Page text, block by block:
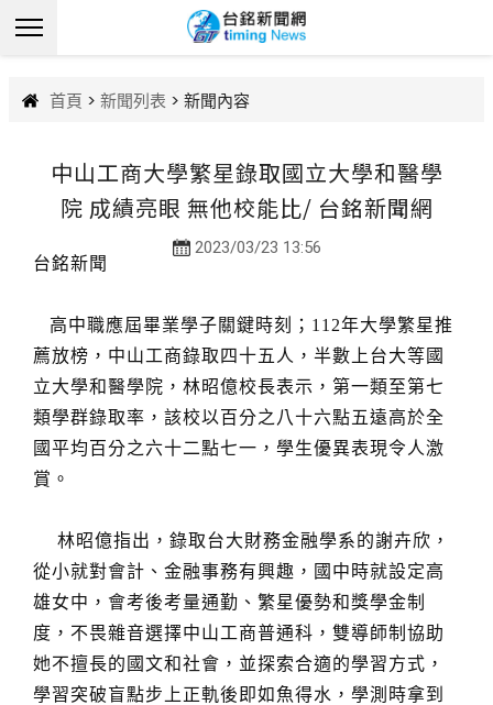
首頁 > 新聞列表 > 新聞內容
中山工商大學繁星錄取國立大學和醫學
院 成績亮眼 無他校能比/ 台銘新聞網
2023/03/23 13:56
台銘新聞
高中職應屆畢業學子關鍵時刻；112年大學繁星推
薦放榜，中山工商錄取四十五人，半數上台大等國
立大學和醫學院，林昭億校長表示，第一類至第七
類學群錄取率，該校以百分之八十六點五遠高於全
國平均百分之六十二點七一，學生優異表現令人激
賞。
林昭億指出，錄取台大財務金融學系的謝卉欣，
從小就對會計、金融事務有興趣，國中時就設定高
雄女中，會考後考量通勤、繁星優勢和獎學金制
度，不畏雜音選擇中山工商普通科，雙導師制協助
她不擅長的國文和社會，並探索合適的學習方式，
學習突破盲點步上正軌後即如魚得水，學測時拿到